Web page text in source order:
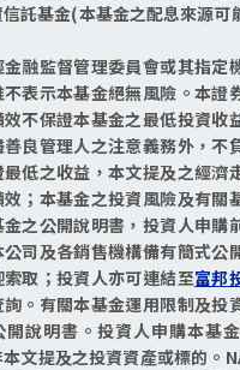
場＋多重資產配置，打造退休
供月配息類型及多幣別機制供
三多配置策
多重核心首
託基金(本基金之配息來源可
融監督管理委員會或其指定
表示本基金絕無風險。本證
不保證本基金之最低投資收
良管理人之注意義務外，不
低之收益，本文提及之經濟
；本基金之投資風險及有關
之公開說明書，投資人申購
司及各銷售機構備有簡式公
取；投資人亦可連結至富邦
詢。有關本基金運用限制及投
開說明書。投資人申購本基
文提及之投資資產或標的。